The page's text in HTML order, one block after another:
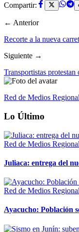
Compartir:
← Anterior
Recorte a la nueva
Siguiente →
Transportistas
Red de Medios
Lo Último
Red de Medios
Juliaca: entrega del
Red de Medios
Ayacucho: Población